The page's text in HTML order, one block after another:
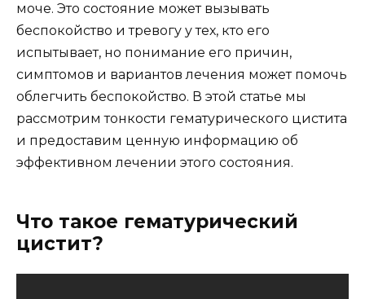
моче. Это состояние может вызывать
беспокойство и тревогу у тех, кто его
испытывает, но понимание его причин,
симптомов и вариантов лечения может помочь
облегчить беспокойство. В этой статье мы
рассмотрим тонкости гематурического цистита
и предоставим ценную информацию об
эффективном лечении этого состояния.
Что такое гематурический
цистит?